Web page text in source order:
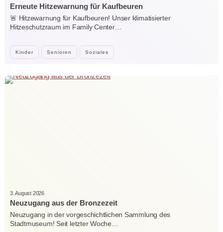
Kinder Senioren Soziales
Erneute Hitzewarnung für Kaufbeuren
🚨 Hitzewarnung für Kaufbeuren! Unser klimatisierter
Hitzeschutzraum im Family Center…
3. August 2026
Neuzugang aus der Bronzezeit
Neuzugang in der vorgeschichtlichen Sammlung des
Stadtmuseum! Seit letzter Woche…